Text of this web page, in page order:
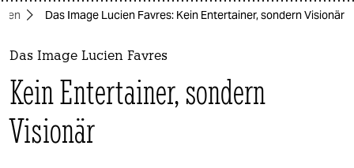
 taz zahl ich
taz zahl ich
themen
politik
öko
Das Image Lucien Favres: Kein Entertainer, sondern Visionär
Das Image Lucien Favres
Kein Entertainer, sondern
Visionär